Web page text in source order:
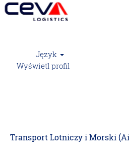
Język
Wyświetl profil
Transport Lotniczy i Morski